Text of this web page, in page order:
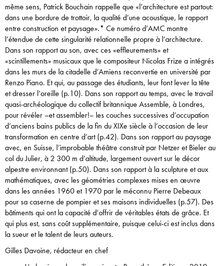
même sens, Patrick Bouchain rappelle que «l’architecture est partout:
dans une bordure de trottoir, la qualité d’une acoustique, le rapport
entre construction et paysage».* Ce numéro d’AMC montre
l’étendue de cette singularité relationnelle propre à l’architecture.
Dans son rapport au son, avec ces «effleurements» et
«scintillements» musicaux que le compositeur Nicolas Frize a intégrés
dans les murs de la citadelle d’Amiens reconvertie en université par
Renzo Piano. Et qui, au passage des étudiants, leur font lever la tête
et dresser l’oreille (p.10). Dans son rapport au temps, avec le travail
quasi-archéologique du collectif britannique Assemble, à Londres,
pour révéler –et assembler!– les couches successives d’occupation
d’anciens bains publics de la fin du XIXe siècle à l’occasion de leur
transformation en centre d’art (p.42). Dans son rapport au paysage
avec, en Suisse, l’improbable théâtre construit par Netzer et Bieler au
col du Julier, à 2 300 m d’altitude, largement ouvert sur le décor
alpestre environnant (p.50). Dans son rapport à la sculpture et aux
mathématiques, avec les géométries complexes mises en œuvre
dans les années 1960 et 1970 par le méconnu Pierre Debeaux
pour sa caserne de pompier et ses maisons individuelles (p.57). Des
bâtiments qui ont la capacité d’offrir de véritables états de grâce. Et
qui plus est, sans coût supplémentaire, puisque celui-ci est inclus dans
la sueur et le talent de leurs auteurs.
Gilles Davoine, rédacteur en chef